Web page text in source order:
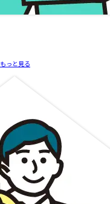
もっと見る